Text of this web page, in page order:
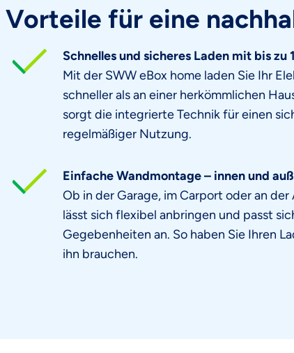
Vorteile für eine
Schnelles und sicheres Laden mit bis zu
Mit der SWW eBox home laden Sie Ihr
schneller als an einer herkömmlichen
sorgt die integrierte Technik für einen
regelmäßiger Nutzung.
Einfache Wandmontage – innen und
Ob in der Garage, im Carport oder an
lässt sich flexibel anbringen und passt
Gegebenheiten an. So haben Sie Ihren
ihn brauchen.